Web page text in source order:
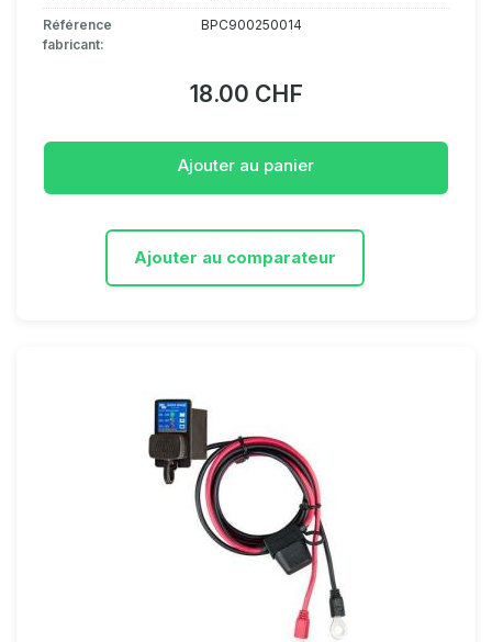
Référence
fabricant:
BPC900250014
18.00 CHF
Ajouter au panier
Ajouter au comparateur